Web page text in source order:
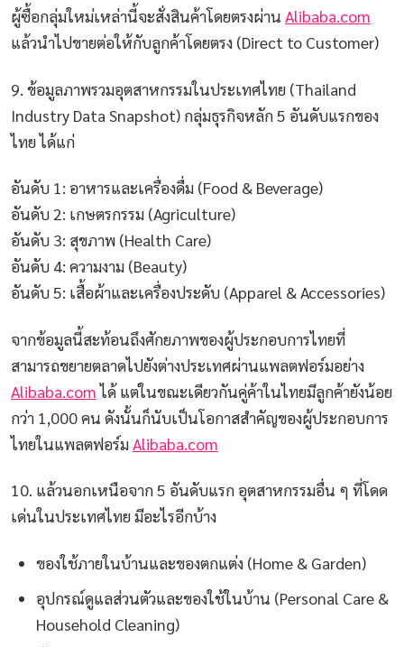
ผู้ซื้อกลุ่มใหม่เหล่านี้จะสั่งสินค้าโดยตรงผ่าน Alibaba.com
แล้วนำไปขายต่อให้กับลูกค้าโดยตรง (Direct to Customer)
9. ข้อมูลภาพรวมอุตสาหกรรมในประเทศไทย (Thailand
Industry Data Snapshot) กลุ่มธุรกิจหลัก 5 อันดับแรกของ
ไทย ได้แก่
อันดับ 1: อาหารและเครื่องดื่ม (Food & Beverage)
อันดับ 2: เกษตรกรรม (Agriculture)
อันดับ 3: สุขภาพ (Health Care)
อันดับ 4: ความงาม (Beauty)
อันดับ 5: เสื้อผ้าและเครื่องประดับ (Apparel & Accessories)
จากข้อมูลนี้สะท้อนถึงศักยภาพของผู้ประกอบการไทยที่
สามารถขยายตลาดไปยังต่างประเทศผ่านแพลตฟอร์มอย่าง
Alibaba.comได้ แต่ในขณะเดียวกันคู่ค้าในไทยมีลูกค้ายังน้อย
กว่า 1,000 คน ดังนั้นก็นับเป็นโอกาสสำคัญของผู้ประกอบการ
ไทยในแพลตฟอร์มAlibaba.com
10. แล้วนอกเหนือจาก 5 อันดับแรก อุตสาหกรรมอื่น ๆ ที่โดด
เด่นในประเทศไทย มีอะไรอีกบ้าง
ของใช้ภายในบ้านและของตกแต่ง (Home & Garden)
อุปกรณ์ดูแลส่วนตัวและของใช้ในบ้าน (Personal Care &
Household Cleaning)